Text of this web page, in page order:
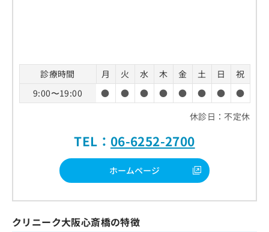
診療時間 月 火 水 木 金 土 日
祝
9:00〜19:00
● ● ● ● ● ● ●
●
休診日：不定休
TEL： 06-6252-2700
ホームページ
クリニーク大阪心斎橋の特徴